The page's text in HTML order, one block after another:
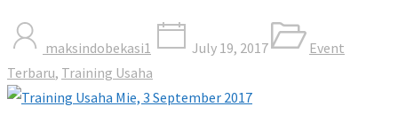
maksindobekasi1 July 19, 2017
Event
Terbaru, Training Usaha